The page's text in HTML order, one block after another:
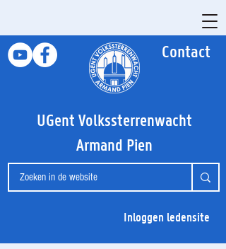
Contact
UGent Volkssterrenwacht
Armand Pien
Inloggen ledensite